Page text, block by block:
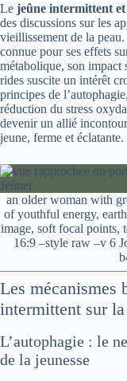
Le jeûne intermittent et
des discussions sur les
vieillissement de la
connue pour ses effets
métabolique, son impact
rides suscite un intérêt
principes de
réduction du stress
devenir un allié
jeune, ferme et éclatante.
an older woman with
of youthful energy,
image, soft focal points,
16:9 –style raw –v 6
Les mécanismes
intermittent sur la
L’autophagie : le
de la jeunesse